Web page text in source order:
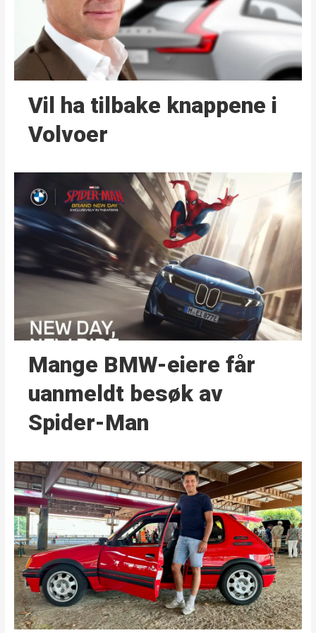
Vil ha tilbake knappene i
Volvoer
Mange BMW-eiere får
uanmeldt besøk av
Spider-Man